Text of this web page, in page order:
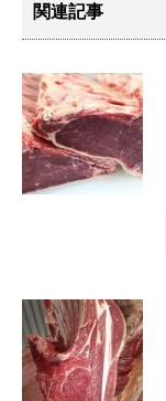
関連記事